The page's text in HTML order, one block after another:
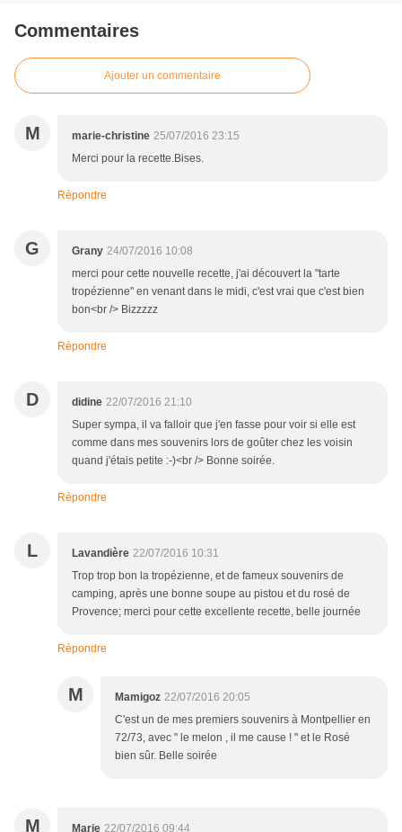
Commentaires
Ajouter un commentaire
M marie-christine 25/07/2016 23:15
Merci pour la recette.Bises.
Répondre
G Grany 24/07/2016 10:08
merci pour cette nouvelle recette, j'ai découvert la "tarte
tropézienne" en venant dans le midi, c'est vrai que c'est bien
bon<br /> Bizzzzz
Répondre
D didine 22/07/2016 21:10
Super sympa, il va falloir que j'en fasse pour voir si elle est
comme dans mes souvenirs lors de goûter chez les voisin
quand j'étais petite :-)<br /> Bonne soirée.
Répondre
L Lavandière 22/07/2016 10:31
Trop trop bon la tropézienne, et de fameux souvenirs de
camping, après une bonne soupe au pistou et du rosé de
Provence; merci pour cette excellente recette, belle journée
Répondre
M Mamigoz 22/07/2016 20:05
C'est un de mes premiers souvenirs à Montpellier en
72/73, avec " le melon , il me cause ! " et le Rosé
bien sûr. Belle soirée
M Marie 22/07/2016 09:44